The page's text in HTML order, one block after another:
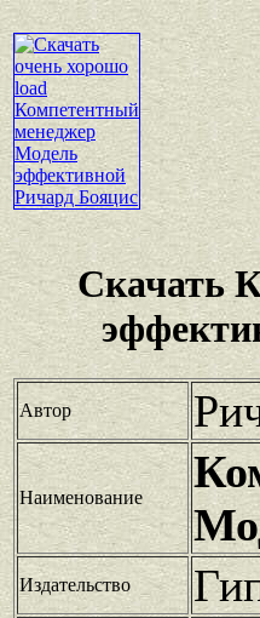
Скачать
Автор
Наименование
Издательство